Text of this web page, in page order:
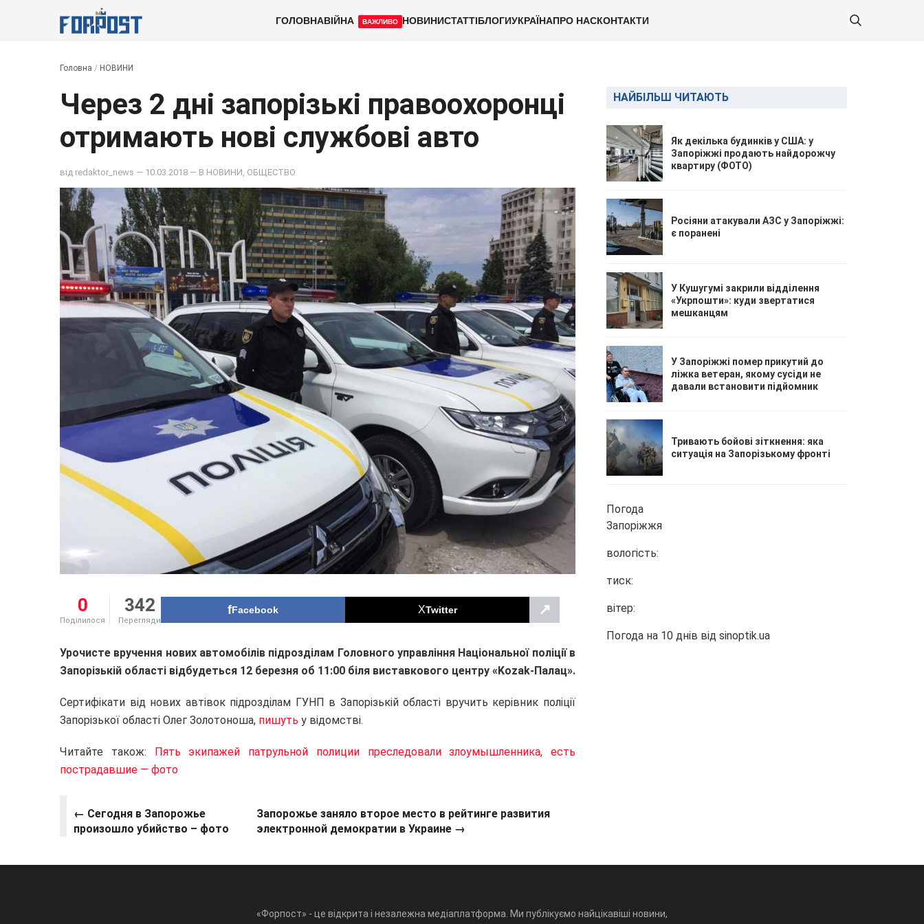
ГОЛОВНАВІЙНА ВАЖЛИВО НОВИНИСТАТТІБЛОГИУКРАЇНАПРО НАСКОНТАКТИ
Головна / НОВИНИ
Через 2 дні запорізькі правоохоронці
отримають нові службові авто
від redaktor_news — 10.03.2018 — В НОВИНИ ОБЩЕСТВО
0
Поділилося
342
Перегляди
Facebook Twitter ↗
Урочисте вручення нових автомобілів підрозділам Головного управління Національної поліції в
Запорізькій області відбудеться 12 березня об 11:00 біля виставкового центру «Kozak-Палац».
Сертифікати від нових автівок підрозділам ГУНП в Запорізькій області вручить керівник поліції
Запорізької області Олег Золотоноша, пишуть у відомстві.
Читайте також:
Пять экипажей патрульной полиции преследовали злоумышленника, есть
пострадавшие — фото
← Сегодня в Запорожье
произошло убийство – фото
Запорожье заняло второе место в рейтинге развития
электронной демократии в Украине →
НАЙБІЛЬШ ЧИТАЮТЬ
Як декілька будинків у США: у
Запоріжжі продають найдорожчу
квартиру (ФОТО)
Росіяни атакували АЗС у Запоріжжі:
є поранені
У Кушугумі закрили відділення
«Укрпошти»: куди звертатися
мешканцям
У Запоріжжі помер прикутий до
ліжка ветеран, якому сусіди не
давали встановити підйомник
Тривають бойові зіткнення: яка
ситуація на Запорізькому фронті
Погода
Запоріжжя
вологість:
тиск:
вітер:
Погода на 10 днів від sinoptik.ua
«Форпост» - це відкрита і незалежна медіаплатформа. Ми публікуємо найцікавіші новини,